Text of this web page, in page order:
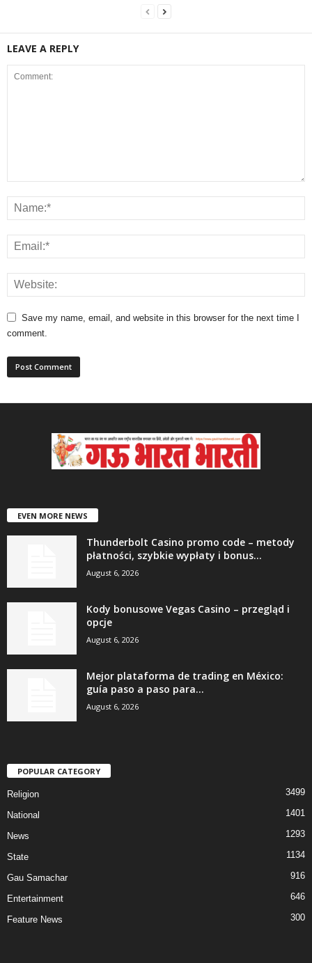
LEAVE A REPLY
Save my name, email, and website in this browser for the next time I
comment.
EVEN MORE NEWS
Thunderbolt Casino promo code – metody
płatności, szybkie wypłaty i bonus...
August 6, 2026
Kody bonusowe Vegas Casino – przegląd i
opcje
August 6, 2026
Mejor plataforma de trading en México:
guía paso a paso para...
August 6, 2026
POPULAR CATEGORY
Religion 3499
National 1401
News 1293
State 1134
Gau Samachar 916
Entertainment 646
Feature News 300